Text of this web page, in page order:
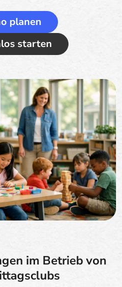
planen
starten
im Betrieb von